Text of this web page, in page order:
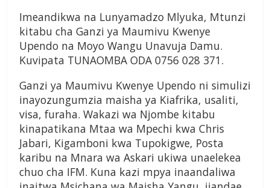
Imeandikwa na Lunyamadzo Mlyuka, Mtunzi
kitabu cha Ganzi ya Maumivu Kwenye
Upendo na Moyo Wangu Unavuja Damu.
Kuvipata TUNAOMBA ODA 0756 028 371.
Ganzi ya Maumivu Kwenye Upendo ni simulizi
inayozungumzia maisha ya Kiafrika, usaliti,
visa, furaha. Wakazi wa Njombe kitabu
kinapatikana Mtaa wa Mpechi kwa Chris
Jabari, Kigamboni kwa Tupokigwe, Posta
karibu na Mnara wa Askari ukiwa unaelekea
chuo cha IFM. Kuna kazi mpya inaandaliwa